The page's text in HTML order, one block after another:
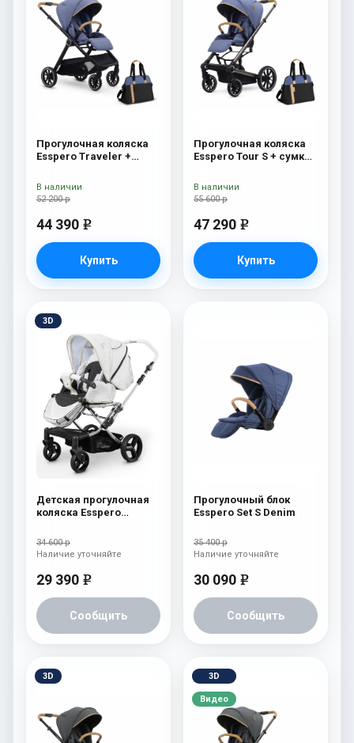
Прогулочная коляска
Esspero Traveler +
52 200 р
44 390 e
Купить
В наличии
Прогулочная коляска
Esspero Tour S + сумка
55 600 р
47 290 e
Купить
В наличии
3D
Детская прогулочная
коляска Esspero
34 600 р
29 390 e
Сообщить
Наличие уточняйте
Прогулочный блок
Esspero Set S Denim
35 400 р
30 090 e
Сообщить
Наличие уточняйте
3D 3D
Видео